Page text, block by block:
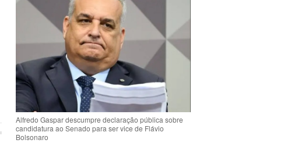
Alfredo Gaspar descumpre declaração pública sobre
candidatura ao Senado para ser vice de Flávio
Bolsonaro